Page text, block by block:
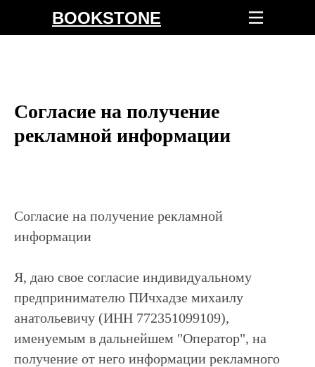
BOOKSTONE
Согласие на получение
рекламной информации
Согласие на получение рекламной
информации
Я, даю свое согласие индивидуальному
предпринимателю ПИчхадзе михаилу
анатольевичу (ИНН 772351099109),
именуемым в дальнейшем "Оператор", на
получение от него информации рекламного